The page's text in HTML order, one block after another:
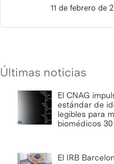
11 de febrero de
Últimas noticias
El CNAG
estándar de
legibles para
biomédicos
El IRB